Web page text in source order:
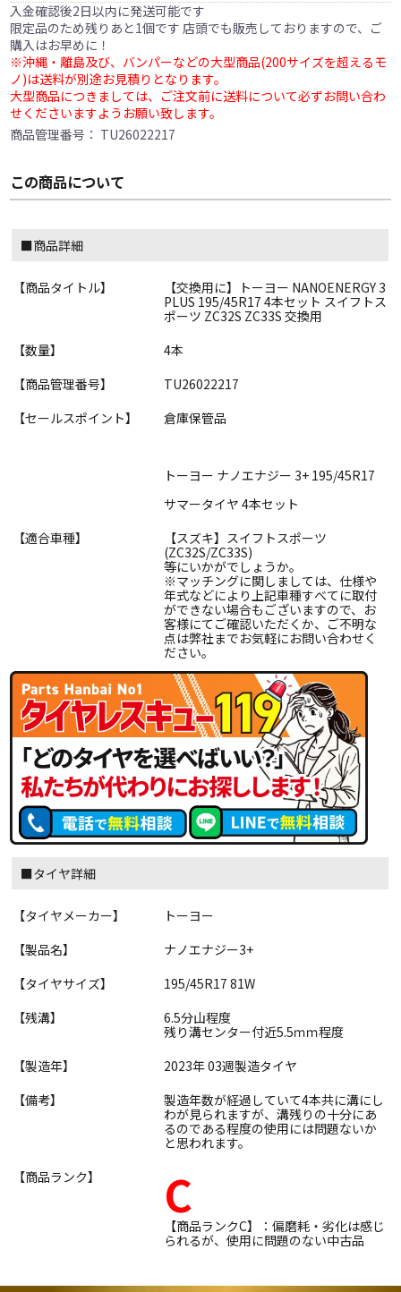
入金確認後2日以内に発送可能です
限定品のため残りあと1個です 店頭でも販売しておりますので、ご
購入はお早めに！
※沖縄・離島及び、バンパーなどの大型商品(200サイズを超えるモ
ノ)は送料が別途お見積りとなります。
大型商品につきましては、ご注文前に送料について必ずお問い合わ
せくださいますようお願い致します。
商品管理番号： TU26022217
この商品について
■商品詳細
【商品タイトル】
【交換用に】トーヨー NANOENERGY 3
PLUS 195/45R17 4本セット スイフトス
ポーツ ZC32S ZC33S 交換用
【数量】
4本
【商品管理番号】
TU26022217
【セールスポイント】
倉庫保管品
トーヨー ナノエナジー 3+ 195/45R17
サマータイヤ 4本セット
【適合車種】
【スズキ】スイフトスポーツ
(ZC32S/ZC33S)
等にいかがでしょうか。
※マッチングに関しましては、仕様や
年式などにより上記車種すべてに取付
ができない場合もございますので、お
客様にてご確認いただくか、ご不明な
点は弊社までお気軽にお問い合わせく
ださい。
■タイヤ詳細
【タイヤメーカー】
トーヨー
【製品名】
ナノエナジー3+
【タイヤサイズ】
195/45R17 81W
【残溝】
6.5分山程度
残り溝センター付近5.5ｍｍ程度
【製造年】
2023年 03週製造タイヤ
【備考】
製造年数が経過していて4本共に溝にし
わが見られますが、溝残りの十分にあ
るのである程度の使用には問題ないか
と思われます。
【商品ランク】
C
【商品ランクC】：偏磨耗・劣化は感じ
られるが、使用に問題のない中古品